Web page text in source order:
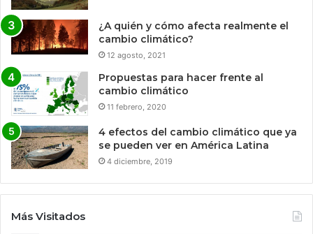
¿A quién y cómo afecta realmente el
cambio climático?
12 agosto, 2021
Propuestas para hacer frente al
cambio climático
11 febrero, 2020
4 efectos del cambio climático que ya
se pueden ver en América Latina
4 diciembre, 2019
Más Visitados